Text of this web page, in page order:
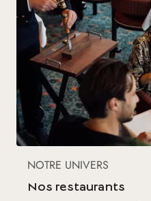
NOTRE UNIVERS
Nos restaurants